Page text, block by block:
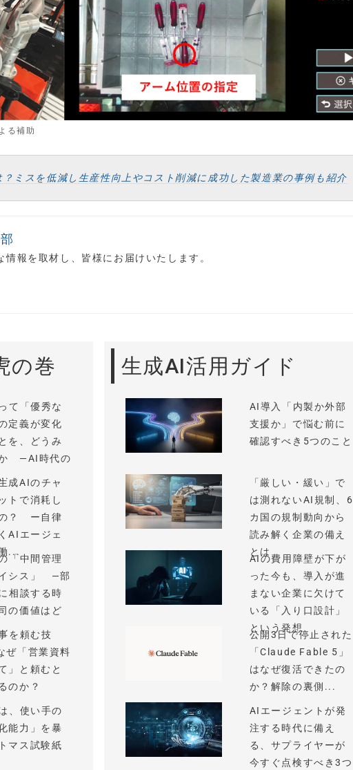
る補助
？ミスを低減し生産性向上やコスト削減に成功した製造業の事例も紹介
情報を取材し、皆様にお届けいたします。
の巻
て「優秀な
定義が変化
を、どうみ
—AI時代の
成AIのチャ
トで消耗し
？ ー自律
AIエージェ
...
「中間管理
シス」 —部
相談する時
の価値はど
を頼む技
「営業資料
」と頼むと
のか？
、使い手の
能力」を暴
マス試験紙
生成AI活用ガイド
AI導入「内製か外部
支援か」で悩む前に
確認すべき5つのこと
「厳しい・緩い」で
は測れないAI規制、6
カ国の規制動向から
読み解く企業の備え
とは
AIの費用障壁が下が
った今も、導入が進
まない企業に欠けて
いる「入り口設計」
という発想
公開3日で停止された
「Claude Fable 5」
はなぜ復活できたの
か？解除の裏側...
AIエージェントが発
注する時代に備え
る、サプライヤーが
今すぐ点検すべき3つ